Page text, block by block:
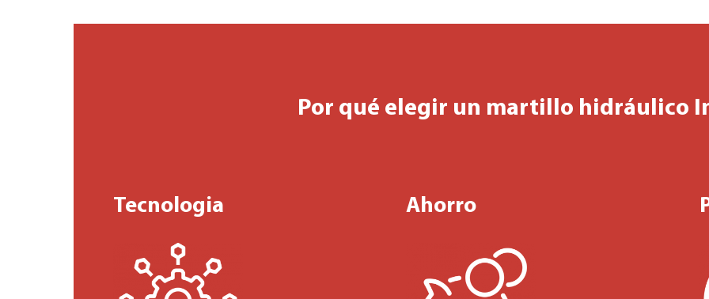
Por qué elegir un martillo hidráulico
Tecnologia Ahorro